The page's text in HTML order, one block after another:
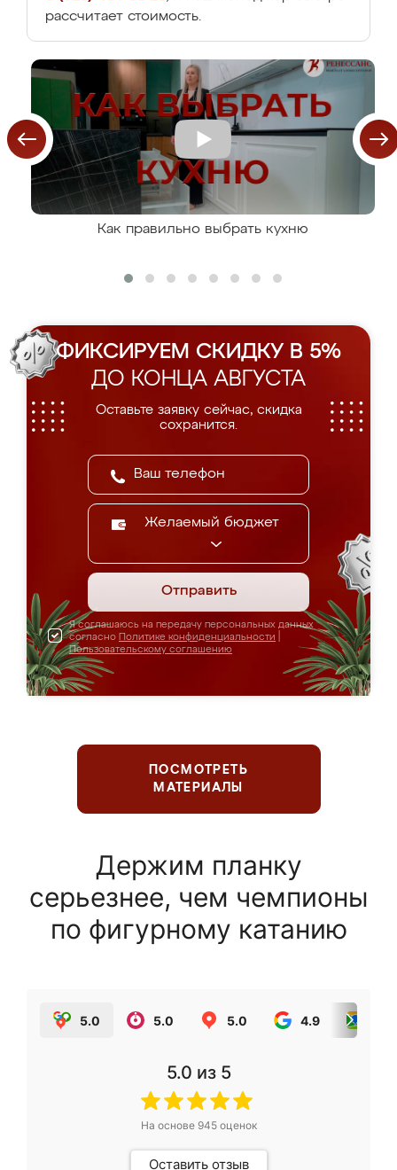
рассчитает стоимость.
Как правильно выбрать кухню
ФИКСИРУЕМ СКИДКУ В 5%
ДО КОНЦА АВГУСТА
Оставьте заявку сейчас, скидка
сохранится.
Желаемый бюджет
Отправить
Я соглашаюсь на передачу персональных данных
согласно Политике конфиденциальности
Пользовательскому соглашению
ПОСМОТРЕТЬ
МАТЕРИАЛЫ
Держим планку
серьезнее, чем чемпионы
по фигурному катанию
5.0 5.0 5.0 4.9
5.0 из 5
На основе 945оценок
Оставить отзыв